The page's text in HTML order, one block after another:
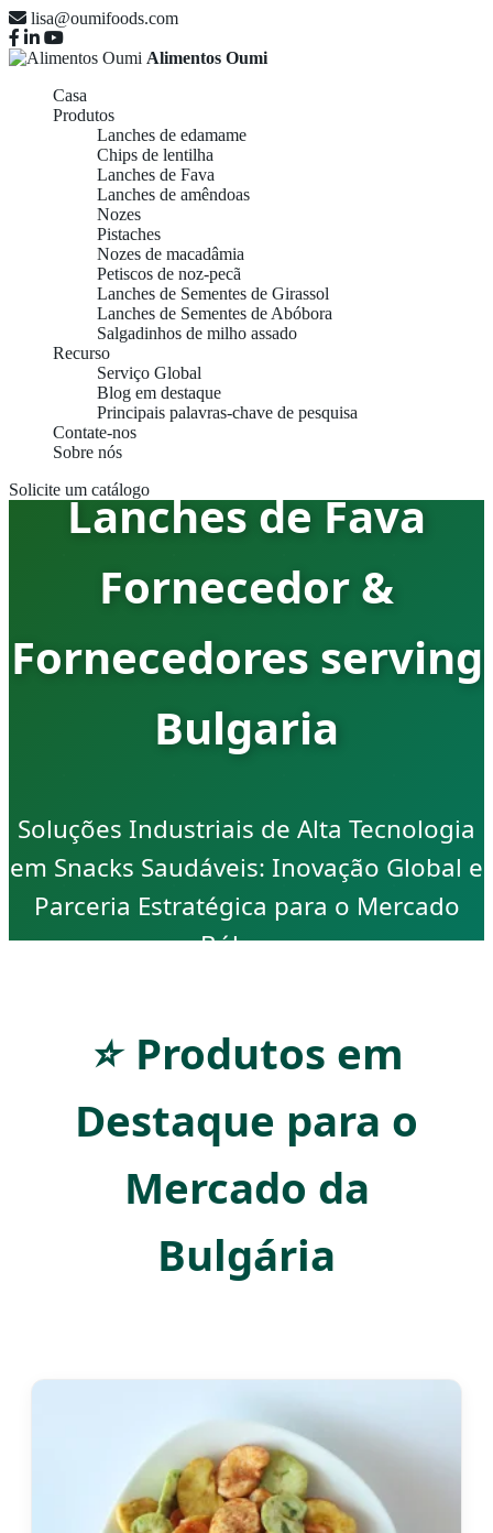
lisa@oumifoods.com
Alimentos Oumi
Casa
Produtos
Lanches de edamame
Chips de lentilha
Lanches de Fava
Lanches de amêndoas
Nozes
Pistaches
Nozes de macadâmia
Petiscos de noz-pecã
Lanches de Sementes de Girassol
Lanches de Sementes de Abóbora
Salgadinhos de milho assado
Recurso
Serviço Global
Blog em destaque
Principais palavras-chave de pesquisa
Contate-nos
Sobre nós
Solicite um catálogo
Lanches de Fava
Fornecedor &
Fornecedores serving
Bulgaria
Soluções Industriais de Alta Tecnologia
em Snacks Saudáveis: Inovação Global e
Parceria Estratégica para o Mercado
Búlgaro
⭐ Produtos em
Destaque para o
Mercado da
Bulgária